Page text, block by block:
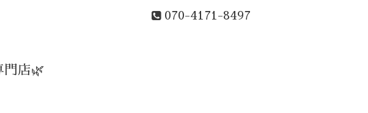
070-4171-8497
門店🌿